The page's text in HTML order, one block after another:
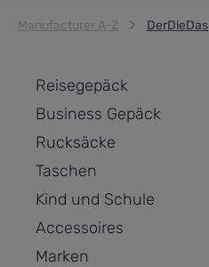
Manufacturer A-Z DerDieDas
Reisegepäck
Business Gepäck
Rucksäcke
Taschen
Kind und Schule
Accessoires
Marken